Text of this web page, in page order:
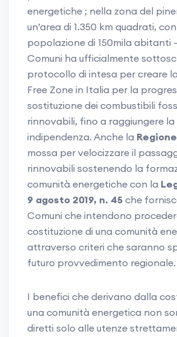
energetiche ; nella zona del
un’area di 1.350 km quadrati,
popolazione di 150mila abitanti
Comuni ha ufficialmente
protocollo di intesa per creare
Free Zone in Italia per la
sostituzione dei combustibili
rinnovabili, fino a raggiungere
indipendenza. Anche la
mossa per velocizzare il
rinnovabili sostenendo la
comunità energetiche con la
9 agosto 2019, n. 45 che
Comuni che intendono
costituzione di una comunità
attraverso criteri che saranno
futuro provvedimento regionale.
I benefici che derivano dalla
una comunità energetica non
diretti solo alle utenze